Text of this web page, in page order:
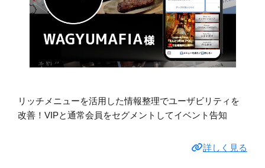
リッチメニューを活用した情報整理でユーザビリティを
改善！VIPと通常会員をセグメントしてイベント告知
詳しく見る